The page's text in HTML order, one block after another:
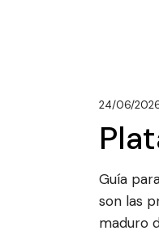
24/06/
Guía
son las
maduro